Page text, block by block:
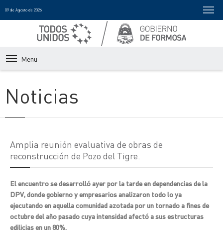
09 de Agosto de 2026
Menu
Noticias
Amplia reunión evaluativa de obras de
reconstrucción de Pozo del Tigre.
El encuentro se desarrolló ayer por la tarde en dependencias de la
DPV, donde gobierno y empresarios analizaron todo lo ya
ejecutando en aquella comunidad azotada por un tornado a fines de
octubre del año pasado cuya intensidad afectó a sus estructuras
edilicias en un 80%.